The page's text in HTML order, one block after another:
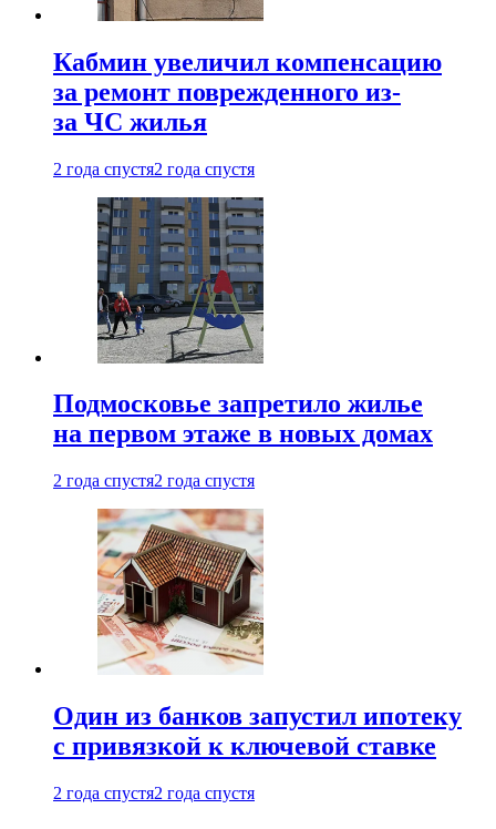
Кабмин увеличил компенсацию
за ремонт поврежденного из-
за ЧС жилья
2 года спустя2 года спустя
Подмосковье запретило жилье
на первом этаже в новых домах
2 года спустя2 года спустя
Один из банков запустил ипотеку
с привязкой к ключевой ставке
2 года спустя2 года спустя